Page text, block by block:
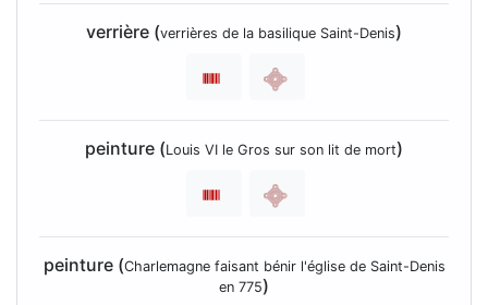
verrière (verrières de la basilique Saint-Denis)
peinture (Louis VI le Gros sur son lit de mort)
peinture (Charlemagne faisant bénir l'église de Saint-Denis
en 775)